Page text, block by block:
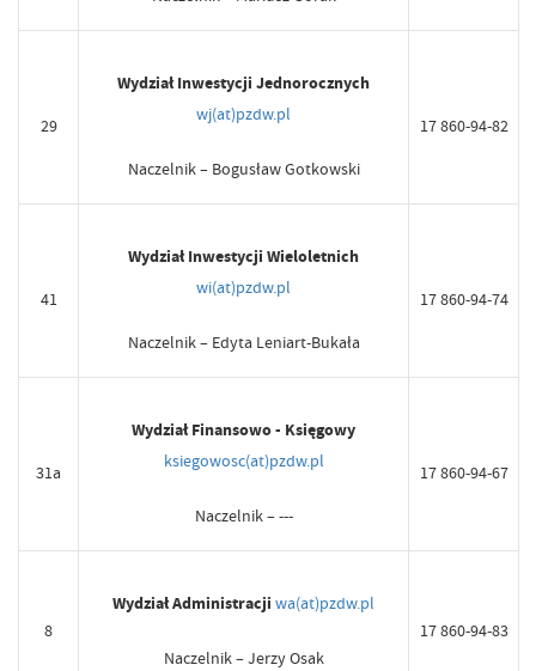
29
Wydział Inwestycji Jednorocznych
wj(at)pzdw.pl
Naczelnik – Bogusław Gotkowski
17 860-94-82
41
Wydział Inwestycji Wieloletnich
wi(at)pzdw.pl
Naczelnik – Edyta Leniart-Bukała
17 860-94-74
31a
Wydział Finansowo - Księgowy
ksiegowosc(at)pzdw.pl
Naczelnik – ---
17 860-94-67
8
Wydział Administracji wa(at)pzdw.pl
Naczelnik – Jerzy Osak
17 860-94-83